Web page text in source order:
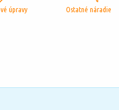
úpravy Ostatné náradie